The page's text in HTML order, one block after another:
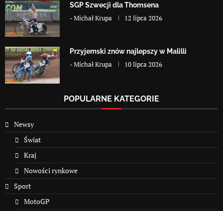
SGP Szwecji dla Thomsena
-Michał Krupa 12 lipca 2026
Przyjemski znów najlepszy w Malilli
-Michał Krupa 10 lipca 2026
POPULARNE KATEGORIE
Newsy
Świat
Kraj
Nowości rynkowe
Sport
MotoGP